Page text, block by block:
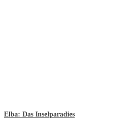
Elba: Das Inselparadies